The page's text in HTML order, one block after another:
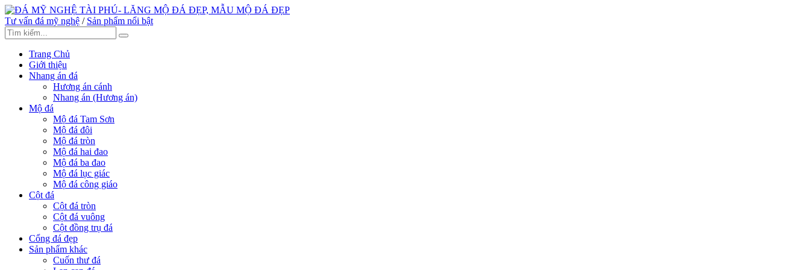
Tư vấn đá mỹ nghệ / Sản phẩm nổi bật
Trang Chủ
Giới thiệu
Nhang án đá
Hương án cánh
Nhang án (Hương án)
Mộ đá
Mộ đá Tam Sơn
Mộ đá đôi
Mộ đá tròn
Mộ đá hai đao
Mộ đá ba đao
Mộ đá lục giác
Mộ đá công giáo
Cột đá
Cột đá tròn
Cột đá vuông
Cột đồng trụ đá
Cổng đá đẹp
Sản phẩm khác
Cuốn thư đá